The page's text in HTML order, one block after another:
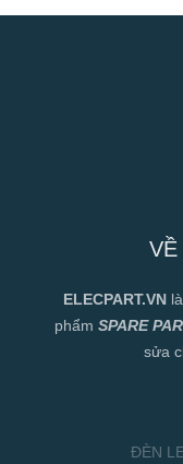
VỀ
ELECPART.VN
phẩm SPARE
sửa
ĐÈN